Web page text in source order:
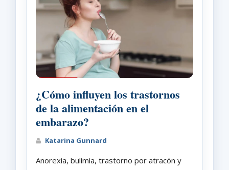
¿Cómo influyen los trastornos
de la alimentación en el
embarazo?
Katarina Gunnard
Anorexia, bulimia, trastorno por atracón y